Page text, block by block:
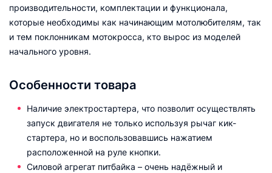
производительности, комплектации и функционала,
которые необходимы как начинающим мотолюбителям, так
и тем поклонникам мотокросса, кто вырос из моделей
начального уровня.
Особенности товара
Наличие электростартера, что позволит осуществлять
запуск двигателя не только используя рычаг кик-
стартера, но и воспользовавшись нажатием
расположенной на руле кнопки.
Силовой агрегат питбайка – очень надёжный и